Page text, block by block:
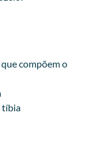
compõem o
tíbia